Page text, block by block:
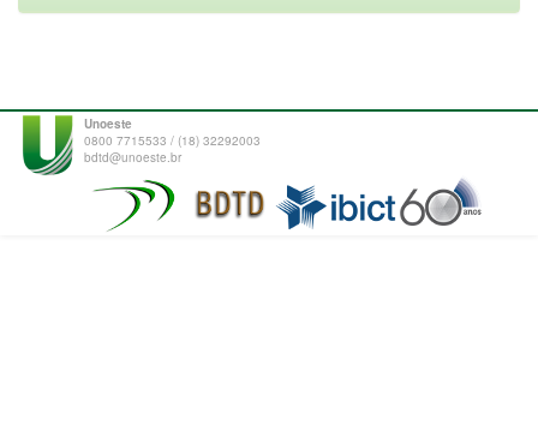
Unoeste
0800 7715533 / (18) 32292003
bdtd@unoeste.br